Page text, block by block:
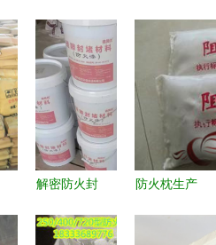
解密防火封
膨胀型密封
防火枕生产